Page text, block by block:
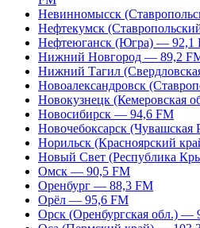
Невинномысск
Нефтекумск
Нефтеюганск (Югра) — 92,1
Нижний Новгород — 89,2
Нижний Тагил
Новоалександровск
Новокузнецк (Кемеровская
Новосибирск — 94,6 FM
Новочебоксарск
Норильск (Красноярский
Новый Свет (Республика
Омск — 90,5 FM
Оренбург — 88,3 FM
Орёл — 95,6 FM
Орск (Оренбургская обл.) —